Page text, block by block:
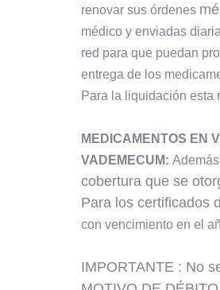
renovar sus órdenes
médico y enviadas
red para que puedan
entrega de los
Para la liquidación esta
MEDICAMENTOS EN
VADEMECUM:
cobertura que se
Para los certificados
con vencimiento en el
IMPORTANTE : No